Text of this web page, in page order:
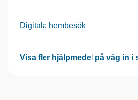
Digitala hembesök
Visa fler hjälpmedel på väg in i